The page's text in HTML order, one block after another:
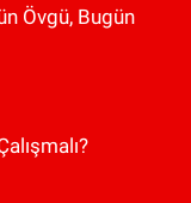
Övgü, Bugün